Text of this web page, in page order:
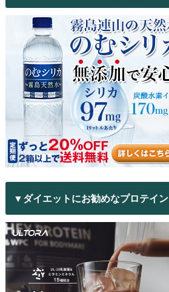
▼ダイエットにお勧めなプロテイン